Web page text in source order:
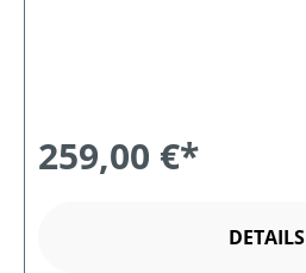
259,00 €*
DETAILS